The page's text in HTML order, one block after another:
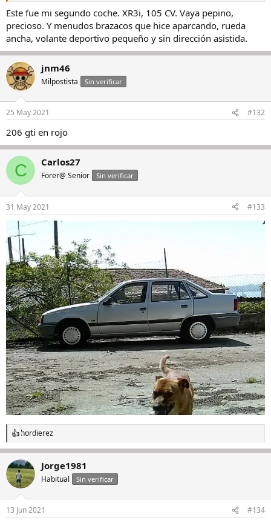
Este fue mi segundo coche. XR3i, 105 CV. Vaya pepino,
precioso. Y menudos brazacos que hice aparcando, rueda
ancha, volante deportivo pequeño y sin dirección asistida.
jnm46
Milpostista Sin verificar
25 May 2021 #132
206 gti en rojo
C Carlos27
Forer@ Senior Sin verificar
31 May 2021 #133
R
e
a
c
c
i
e
hordierez
Jorge1981
Habitual Sin verificar
13 Jun 2021 #134